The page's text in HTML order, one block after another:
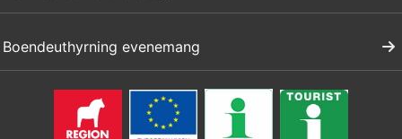
Boendeuthyrning evenemang